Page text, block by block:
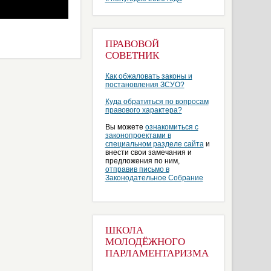
ПРАВОВОЙ
СОВЕТНИК
Как обжаловать законы и
постановления ЗСУО?
Куда обратиться по вопросам
правового характера?
Вы можете ознакомиться с
законопроектами в
специальном разделе сайтаи
внести свои замечания и
предложения по ним,
отправив письмо в
Законодательное Собрание
ШКОЛА
МОЛОДЁЖНОГО
ПАРЛАМЕНТАРИЗМА